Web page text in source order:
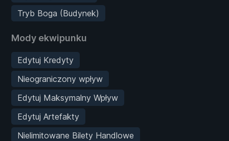
Tryb Boga (Budynek)
Mody ekwipunku
Edytuj Kredyty
Nieograniczony wpływ
Edytuj Maksymalny Wpływ
Edytuj Artefakty
Nielimitowane Bilety Handlowe